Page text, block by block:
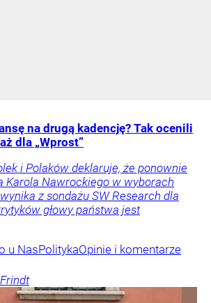
na drugą kadencję? Tak ocenili
dla „Wprost”
i Polaków deklaruje, że ponownie
Karola Nawrockiego w wyborach
z sondażu SW Research dla
głowy państwa jest
u NasPolitykaOpinie i komentarze
Frindt